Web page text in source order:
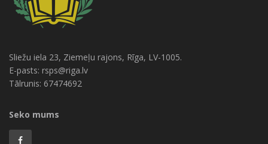
Sliežu iela 23, Ziemeļu rajons, Rīga, LV-1005.
E-pasts: rsps@riga.lv
Tālrunis: 67474692
Seko mums